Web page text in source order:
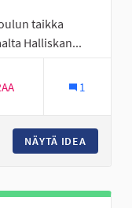
taikka
Halliskan...
1
NÄYTÄ IDEA